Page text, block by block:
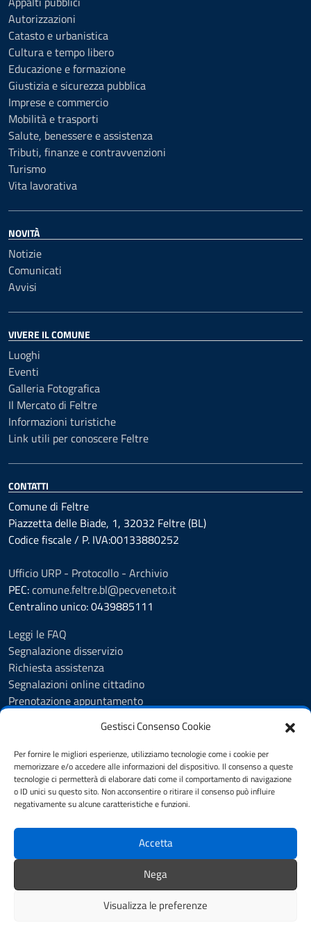
Gestisci Consenso Cookie
Per fornire le migliori esperienze, utilizziamo tecnologie come i cookie per
memorizzare e/o accedere alle informazioni del dispositivo. Il consenso a queste
tecnologie ci permetterà di elaborare dati come il comportamento di navigazione
o ID unici su questo sito. Non acconsentire o ritirare il consenso può influire
negativamente su alcune caratteristiche e funzioni.
Accetta
Nega
Visualizza le preferenze
Autorizzazioni
Catasto e urbanistica
Cultura e tempo libero
Educazione e formazione
Giustizia e sicurezza pubblica
Imprese e commercio
Mobilità e trasporti
Salute, benessere e assistenza
Tributi, finanze e contravvenzioni
Turismo
Vita lavorativa
NOVITÀ
Notizie
Comunicati
Avvisi
VIVERE IL COMUNE
Luoghi
Eventi
Galleria Fotografica
Il Mercato di Feltre
Informazioni turistiche
Link utili per conoscere Feltre
CONTATTI
Comune di Feltre
Piazzetta delle Biade, 1, 32032 Feltre (BL)
Codice fiscale / P. IVA:00133880252
Ufficio URP - Protocollo - Archivio
PEC:comune.feltre.bl@pecveneto.it
Centralino unico: 0439885111
Leggi le FAQ
Segnalazione disservizio
Richiesta assistenza
Segnalazioni online cittadino
Prenotazione appuntamento
Amministrazione trasparente
Informativa privacy
Cookie Policy (UE)
Dichiarazione di accessibilità
SEGUICI SU
Facebook